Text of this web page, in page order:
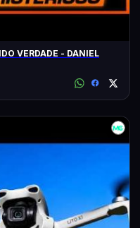
VERDADE - DANIEL